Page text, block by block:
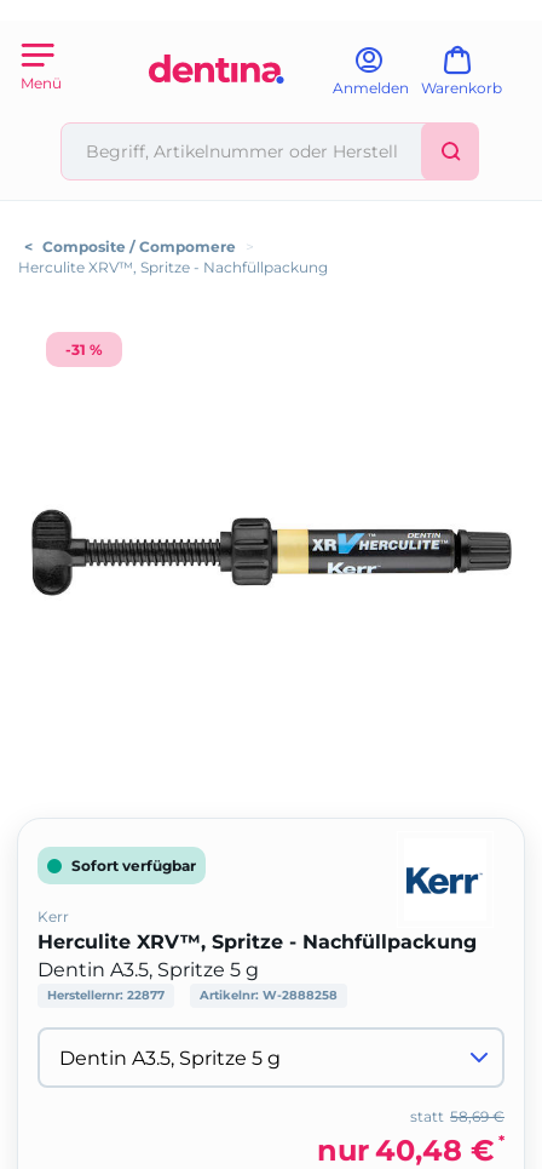
Menü Anmelden Warenkorb
< Composite / Compomere
>
Herculite XRV™, Spritze - Nachfüllpackung
-31 %
Sofort verfügbar
Kerr
Herculite XRV™, Spritze - Nachfüllpackung
Dentin A3.5, Spritze 5 g
Herstellernr: 22877 Artikelnr: W-2888258
58,69 €
statt
nur40,48 € *